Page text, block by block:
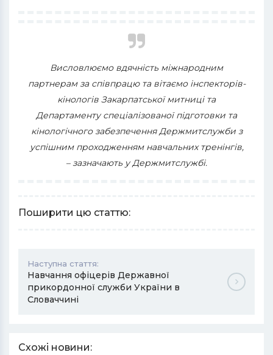
Висловлюємо вдячність міжнародним
партнерам за співпрацю та вітаємо інспекторів-
кінологів Закарпатської митниці та
Департаменту спеціалізованої підготовки та
кінологічного забезпечення Держмитслужби з
успішним проходженням навчальних тренінгів,
– зазначають у Держмитслужбі.
Поширити цю статтю:
Наступна стаття:
Навчання офіцерів Державної
прикордонної служби України в
Словаччині
Схожі новини: